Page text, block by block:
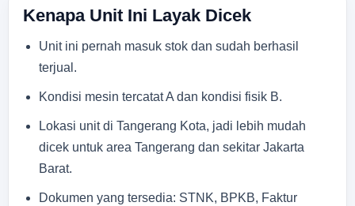
Kenapa Unit Ini Layak Dicek
Unit ini pernah masuk stok dan sudah berhasil
terjual.
Kondisi mesin tercatat A dan kondisi fisik B.
Lokasi unit di Tangerang Kota, jadi lebih mudah
dicek untuk area Tangerang dan sekitar Jakarta
Barat.
Dokumen yang tersedia: STNK, BPKB, Faktur